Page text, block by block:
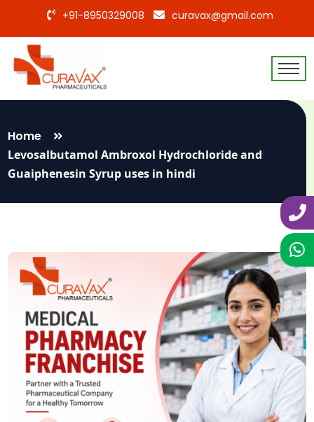
+91-8950329008 curavax@gmail.com
Home
Levosalbutamol Ambroxol Hydrochloride and
Guaiphenesin Syrup uses in hindi